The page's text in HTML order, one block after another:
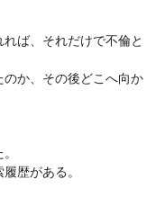
れば、それだけで不倫と
のか、その後どこへ向か
歴がある。